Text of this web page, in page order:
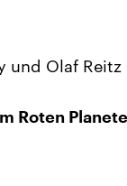
und Olaf Reitz
Roten